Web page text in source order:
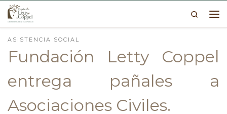
Skip to content
Search
ASISTENCIA SOCIAL
Fundación Letty Coppel
entrega pañales a
Asociaciones Civiles.